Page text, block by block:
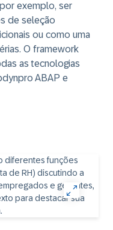
exemplo, ser
de seleção
ou como uma
O framework
as tecnologias
ABAP e